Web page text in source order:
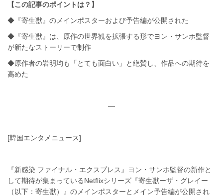
【この記事のポイントは？】
◆『寄生獣』のメインポスターおよび予告編が公開された
◆『寄生獣』は、原作の世界観を拡張する形でヨン・サンホ監督
が新たなストーリーで制作
◆原作者の岩明均も「とても面白い」と絶賛し、作品への期待を
高めた
—
[韓国エンタメニュース]
『新感染 ファイナル・エクスプレス』ヨン・サンホ監督の新作と
して期待が集まっているNetflixシリーズ『寄生獣ーザ・グレイー
（以下：寄生獣）』のメインポスターとメイン予告編が公開され